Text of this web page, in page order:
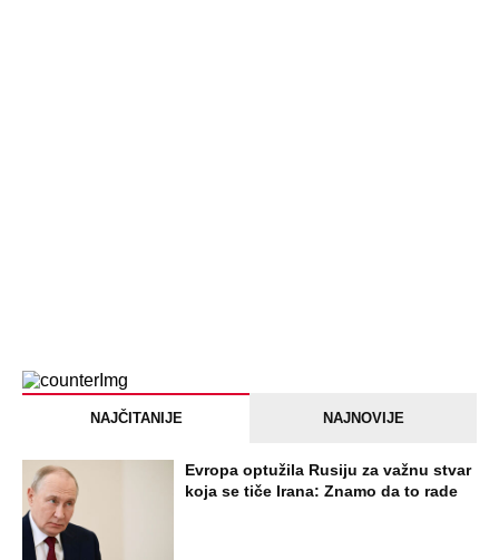
NAJČITANIJE NAJNOVIJE
Evropa optužila Rusiju za važnu stvar
koja se tiče Irana: Znamo da to rade